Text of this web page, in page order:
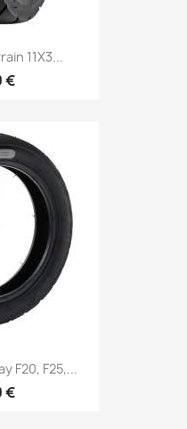
11X3...
€
F20, F25,...
€